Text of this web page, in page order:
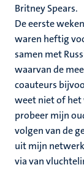
Britney Spears.
De eerste
waren heftig
samen met
waarvan de
coauteurs
weet niet of het
probeer mijn
volgen van de
uit mijn
via van